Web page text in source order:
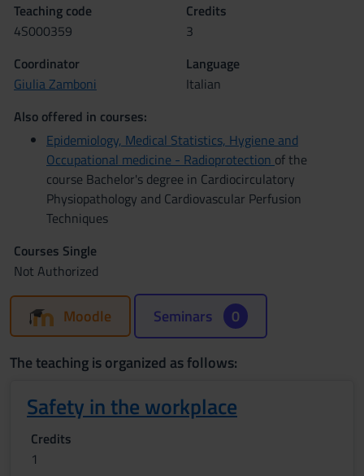
Teaching code
4S000359
Credits
3
Coordinator
Giulia Zamboni
Language
Italian
Also offered in courses:
Epidemiology, Medical Statistics, Hygiene and
Occupational medicine - Radioprotection of the
course Bachelor's degree in Cardiocirculatory
Physiopathology and Cardiovascular Perfusion
Techniques
Courses Single
Not Authorized
Moodle Seminars 0
The teaching is organized as follows:
Safety in the workplace
Credits
1